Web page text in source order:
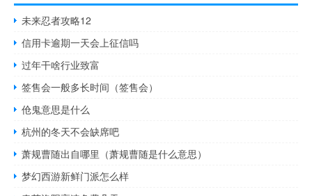
未来忍者攻略12
信用卡逾期一天会上征信吗
过年干啥行业致富
签售会一般多长时间（签售会）
伧鬼意思是什么
杭州的冬天不会缺席吧
萧规曹随出自哪里（萧规曹随是什么意思）
梦幻西游新鲜门派怎么样